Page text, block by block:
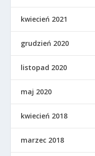
kwiecień 2021
grudzień 2020
listopad 2020
maj 2020
kwiecień 2018
marzec 2018